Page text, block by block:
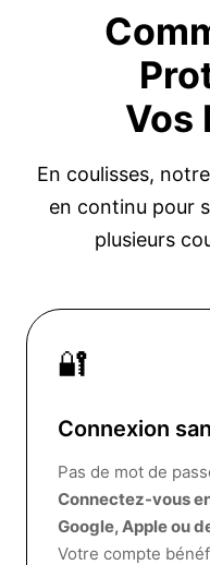
Vos
En coulisses,
en continu pour
plusieurs
🔐
Connexion
Pas de mot de
Connectez-vous
Google, Apple ou
Votre compte